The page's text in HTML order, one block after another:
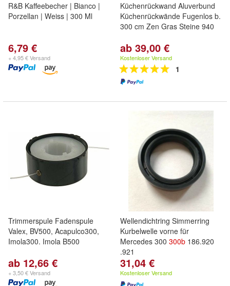
R&B Kaffeebecher | Bianco |
Porzellan | Weiss | 300 Ml
6,79 €
+ 4,95 € Versand
Küchenrückwand Aluverbund
Küchenrückwände Fugenlos b.
300 cm Zen Gras Steine 940
ab 39,00 €
Kostenloser Versand
1
Trimmerspule Fadenspule
Valex, BV500, Acapulco300,
Imola300. Imola B500
ab 12,66 €
+ 3,50 € Versand
Wellendichtring Simmerring
Kurbelwelle vorne für
Mercedes 300 300b 186.920
.921
31,04 €
Kostenloser Versand